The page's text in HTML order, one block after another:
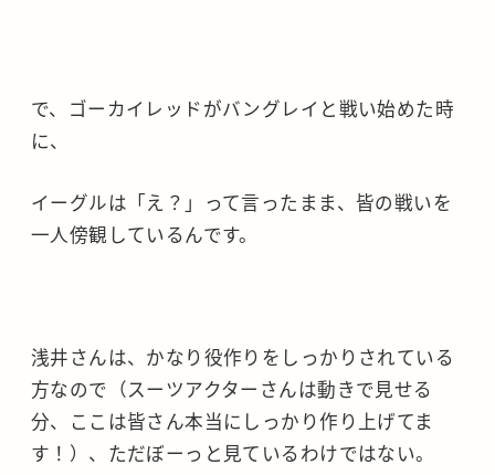
で、ゴーカイレッドがバングレイと戦い始めた時
に、
イーグルは「え？」って言ったまま、皆の戦いを
一人傍観しているんです。
浅井さんは、かなり役作りをしっかりされている
方なので（スーツアクターさんは動きで見せる
分、ここは皆さん本当にしっかり作り上げてま
す！）、ただぼーっと見ているわけではない。